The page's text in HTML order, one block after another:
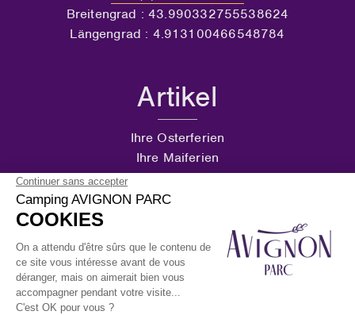
Breitengrad : 43.990332755538624
Längengrad : 4.913100466548784
Artikel
Ihre Osterferien
Ihre Maiferien
Himmelfahrtswochenende
Pfingstwochenende
Folgen Sie Uns